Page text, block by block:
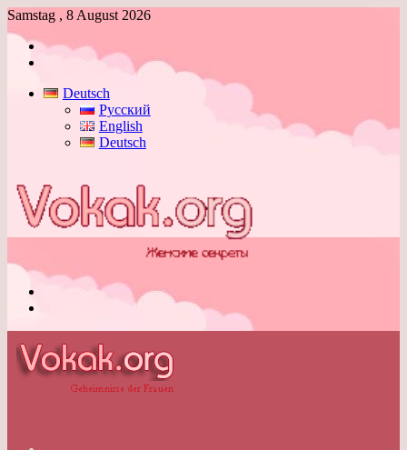
Samstag , 8 August 2026
Anmelden
Deutsch
Русский
English
Deutsch